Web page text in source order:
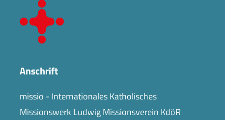
Anschrift
missio - Internationales Katholisches
Missionswerk Ludwig Missionsverein KdöR